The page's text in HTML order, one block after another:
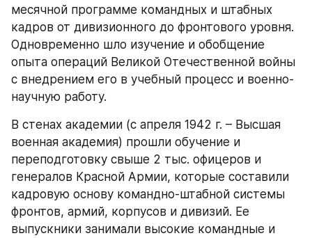
месячной программе командных и штабных
кадров от дивизионного до фронтового уровня.
Одновременно шло изучение и обобщение
опыта операций Великой Отечественной войны
с внедрением его в учебный процесс и военно-
научную работу.
В стенах академии (с апреля 1942 г. – Высшая
военная академия) прошли обучение и
переподготовку свыше 2 тыс. офицеров и
генералов Красной Армии, которые составили
кадровую основу командно-штабной системы
фронтов, армий, корпусов и дивизий. Ее
выпускники занимали высокие командные и